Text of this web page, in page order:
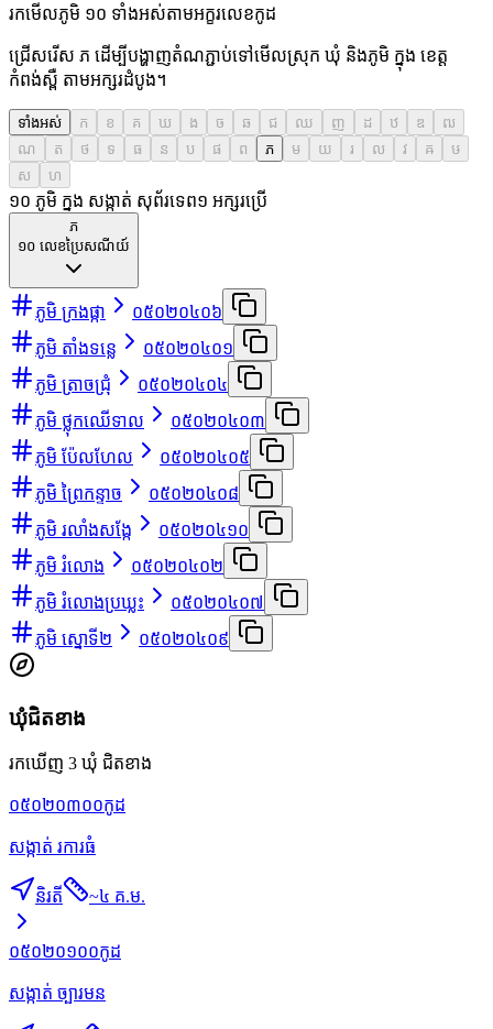
រកមើលភូមិ ១០ ទាំងអស់តាមអក្ខរលេខកូដ
ជ្រើសរើស ភ ដើម្បីបង្ហាញតំណភ្ជាប់ទៅមើលស្រុក ឃុំ និងភូមិ ក្នុង ខេត្ត
កំពង់ស្ពឺ តាមអក្សរដំបូង។
ទាំងអស់ ក ខ គ ឃ ង ច ឆ ជ ឈ ញ ដ ឋ ឌ
ឍ
ណ
ត ថ ទ ធ ន ប ផ ព ភ ម យ រ ល វ ឝ
ឞ
ស
ហ
១០ ភូមិ ក្នុង សង្កាត់ សុព័រទេព១ អក្សរប្រើ
ភ
១០ លេខប្រៃសណីយ៍
ភូមិ ក្រងផ្កា
០៥០២០៤០៦
ភូមិ តាំងទន្លេ
០៥០២០៤០១
ភូមិ ត្រាចជ្រុំ
០៥០២០៤០៤
ភូមិ ថ្លុកឈើទាល
០៥០២០៤០៣
ភូមិ ប៉ែលហែល
០៥០២០៤០៥
ភូមិ ព្រៃកន្ទាច
០៥០២០៤០៨
ភូមិ រលាំងសង្កែ
០៥០២០៤១០
ភូមិ រំលោង
០៥០២០៤០២
ភូមិ រំលោងប្រឃ្លះ
០៥០២០៤០៧
ភូមិ ស្នោទី២
០៥០២០៤០៩
ឃុំជិតខាង
រកឃើញ 3 ឃុំ ជិតខាង
០៥០២០៣០០កូដ
សង្កាត់ រការធំ
និរតី ~៤ គ.ម.
០៥០២០១០០កូដ
សង្កាត់ ច្បារមន